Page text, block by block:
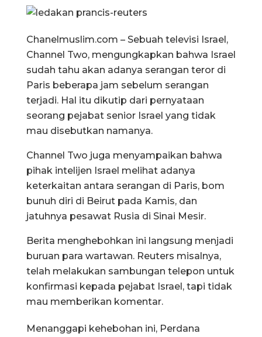
Chanelmuslim.com – Sebuah televisi Israel,
Channel Two, mengungkapkan bahwa Israel
sudah tahu akan adanya serangan teror di
Paris beberapa jam sebelum serangan
terjadi. Hal itu dikutip dari pernyataan
seorang pejabat senior Israel yang tidak
mau disebutkan namanya.
Channel Two juga menyampaikan bahwa
pihak intelijen Israel melihat adanya
keterkaitan antara serangan di Paris, bom
bunuh diri di Beirut pada Kamis, dan
jatuhnya pesawat Rusia di Sinai Mesir.
Berita menghebohkan ini langsung menjadi
buruan para wartawan. Reuters misalnya,
telah melakukan sambungan telepon untuk
konfirmasi kepada pejabat Israel, tapi tidak
mau memberikan komentar.
Menanggapi kehebohan ini, Perdana